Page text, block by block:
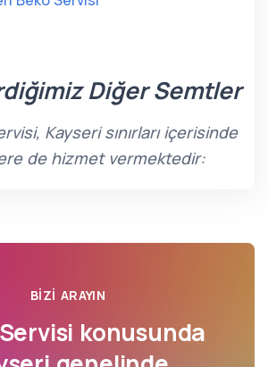
Diğer Semtler
Kayseri sınırları içerisinde
de hizmet vermektedir:
BIZI ARAYIN
konusunda